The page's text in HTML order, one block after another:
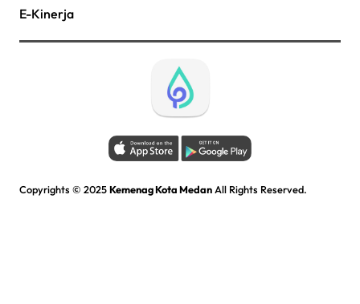
E-Kinerja
Copyrights © 2025Kemenag Kota Medan All Rights Reserved.